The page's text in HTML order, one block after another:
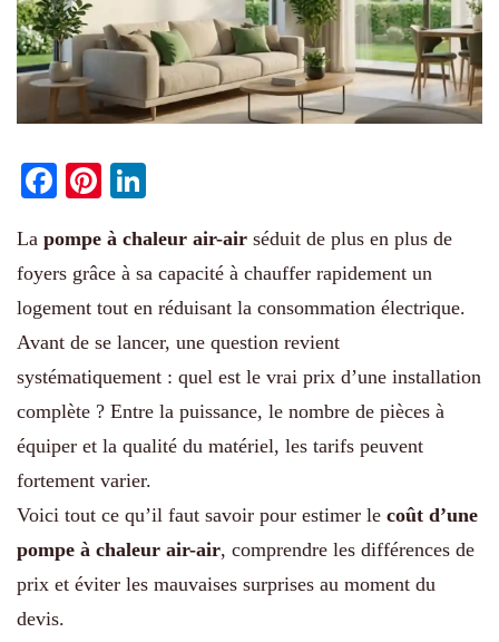
Facebook
Pinterest
La pompe à chaleur air-air séduit de plus en plus de
foyers grâce à sa capacité à chauffer rapidement un
logement tout en réduisant la consommation électrique.
Avant de se lancer, une question revient
systématiquement : quel est le vrai prix d’une installation
complète ? Entre la puissance, le nombre de pièces à
équiper et la qualité du matériel, les tarifs peuvent
fortement varier.
Voici tout ce qu’il faut savoir pour estimer le coût d’une
pompe à chaleur air-air, comprendre les différences de
prix et éviter les mauvaises surprises au moment du
devis.